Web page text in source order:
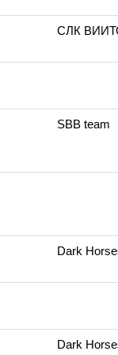
СЛК
SBB team
Dark
Dark